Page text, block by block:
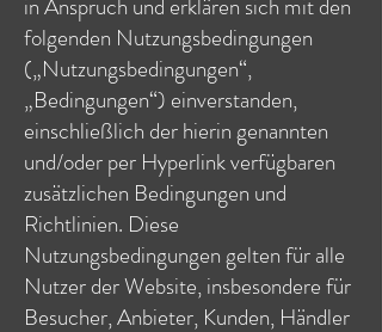
folgenden Nutzungsbedingungen
(„Nutzungsbedingungen“,
„Bedingungen“) einverstanden,
einschließlich der hierin genannten
und/oder per Hyperlink verfügbaren
zusätzlichen Bedingungen und
Richtlinien. Diese
Nutzungsbedingungen gelten für alle
Nutzer der Website, insbesondere für
Besucher, Anbieter, Kunden, Händler